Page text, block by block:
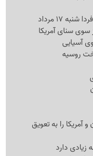
17 مرداد
سوی سنای آمریکا
آسیایی
روسیه
را به تعویق
زیادی دارد